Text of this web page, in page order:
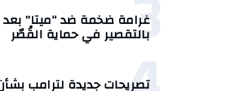
غرامة ضخمة ضد “ميتا” بعد
بالتقصير في حماية القُصّر
تصريحات جديدة لترامب